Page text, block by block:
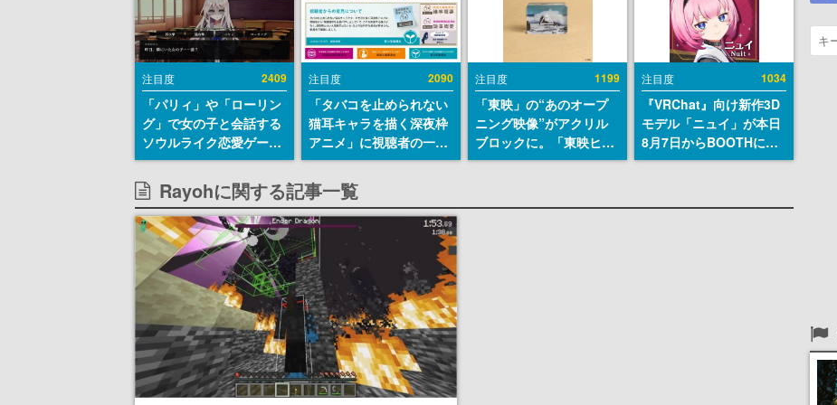
注目度 2409
「パリィ」や「ローリン
グ」で女の子と会話する
ソウルライク恋愛ゲーム
『小早川さんはソウルラ
イク』無料公開。返事に
失敗すると「YOU
DIED」
注目度 2090
「タバコを止められない
猫耳キャラを描く深夜枠
アニメ」に視聴者の一部
から批判意見。違法薬物
の使用と思しき描写も含
めて、BPOが議論を交わ
す
注目度 1199
「東映」の“あのオープ
ニング映像”がアクリル
ブロックに。「東映ヒス
トリカル グッズコレクシ
注目度 1034
『VRChat』向け新作3D
モデル「ニュイ」が本日
8月7日からBOOTHにて
発売。瞳に光る星や感情
Rayohに関する記事一覧